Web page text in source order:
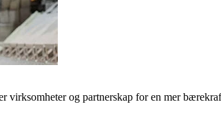
virksomheter og partnerskap for en mer